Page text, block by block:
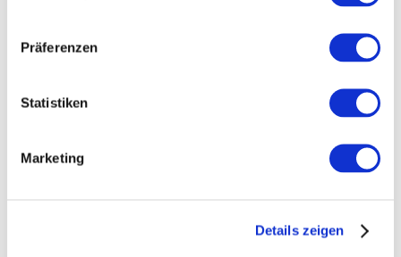
Präferenzen
Statistiken
Marketing
Details zeigen